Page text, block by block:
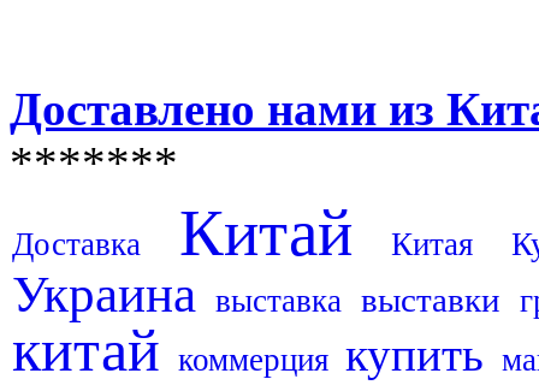
Доставлено нами из
*******
Доставка Китай Китая
Украина выставка выставки
китай коммерция купить